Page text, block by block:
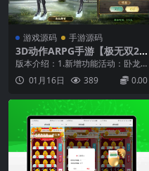
游戏源码 手游源码
3D动作ARPG手游【极无双2
觉醒卧龙列传合服版】1月最
新整理Linux手工服务端+全套
前后端源码+CDK授权后台+热
建教程
版本介绍：1.新增功能活动：卧龙
出世、武圣、枭姬、貂蝉、孟德、
孙坚、张辽、黄月英、甄姬列传
大师、神契结缘、幸运扭蛋等！3.
新增苹果客户端和本地完整热更资
源！4.新增活动管理后台，可自定
义新增或开关活动！...
01月16日 389 0.00